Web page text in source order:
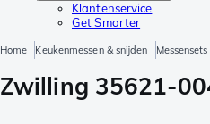
Klantenservice
Get Smarter
Home Keukenmessen & snijden Messensets
Zwilling 35621-